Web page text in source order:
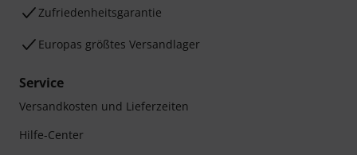
Zufriedenheitsgarantie
Europas größtes Versandlager
Service
Versandkosten und Lieferzeiten
Hilfe-Center